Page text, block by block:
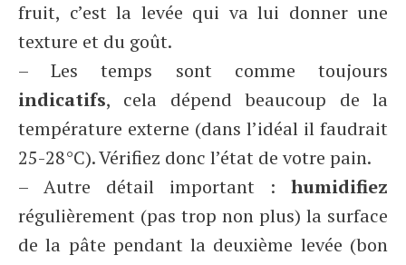
fruit, c’est la levée qui va lui donner une
texture et du goût.
– Les temps sont comme toujours
indicatifs, cela dépend beaucoup de la
température externe (dans l’idéal il faudrait
25-28°C). Vérifiez donc l’état de votre pain.
– Autre détail important : humidifiez
régulièrement (pas trop non plus) la surface
de la pâte pendant la deuxième levée (bon